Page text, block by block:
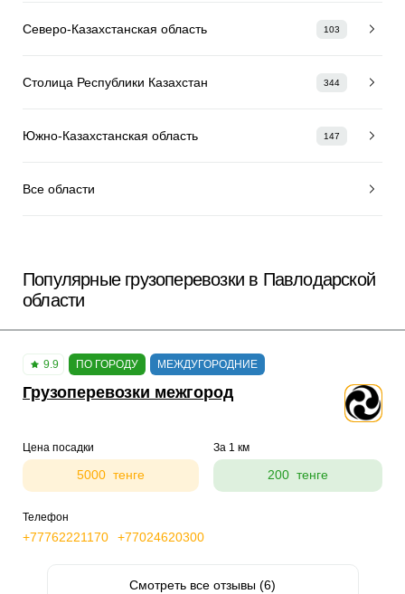
Северо-Казахстанская область 103
Столица Республики Казахстан 344
Южно-Казахстанская область 147
Все области
Популярные грузоперевозки в Павлодарской
области
9.9 ПО ГОРОДУ МЕЖДУГОРОДНИЕ
Грузоперевозки межгород
Цена посадки
5000 тенге
За 1 км
200 тенге
Телефон
+77762221170 +77024620300
Смотреть все отзывы (6)